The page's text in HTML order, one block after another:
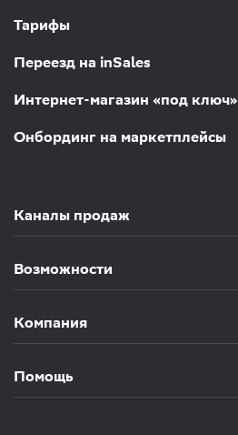
Тарифы
Переезд на inSales
Интернет-магазин «под ключ»
Онбординг на маркетплейсы
Каналы продаж
Возможности
Компания
Помощь